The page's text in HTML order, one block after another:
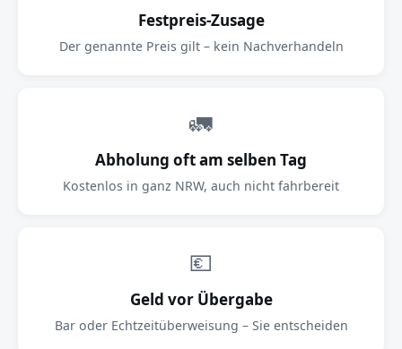
Festpreis-Zusage
Der genannte Preis gilt – kein Nachverhandeln
🚛
Abholung oft am selben Tag
Kostenlos in ganz NRW, auch nicht fahrbereit
💶
Geld vor Übergabe
Bar oder Echtzeitüberweisung – Sie entscheiden